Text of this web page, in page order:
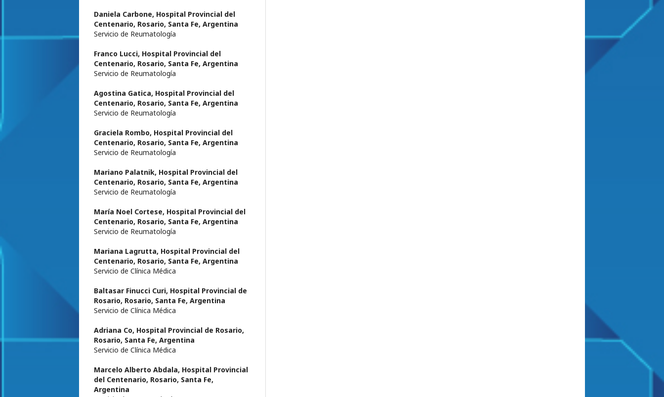
Daniela Carbone, Hospital Provincial del
Centenario, Rosario, Santa Fe, Argentina
Servicio de Reumatología
Franco Lucci, Hospital Provincial del
Centenario, Rosario, Santa Fe, Argentina
Servicio de Reumatología
Agostina Gatica, Hospital Provincial del
Centenario, Rosario, Santa Fe, Argentina
Servicio de Reumatología
Graciela Rombo, Hospital Provincial del
Centenario, Rosario, Santa Fe, Argentina
Servicio de Reumatología
Mariano Palatnik, Hospital Provincial del
Centenario, Rosario, Santa Fe, Argentina
Servicio de Reumatología
María Noel Cortese, Hospital Provincial del
Centenario, Rosario, Santa Fe, Argentina
Servicio de Reumatología
Mariana Lagrutta, Hospital Provincial del
Centenario, Rosario, Santa Fe, Argentina
Servicio de Clínica Médica
Baltasar Finucci Curi, Hospital Provincial de
Rosario, Rosario, Santa Fe, Argentina
Servicio de Clínica Médica
Adriana Co, Hospital Provincial de Rosario,
Rosario, Santa Fe, Argentina
Servicio de Clínica Médica
Marcelo Alberto Abdala, Hospital Provincial
del Centenario, Rosario, Santa Fe,
Argentina